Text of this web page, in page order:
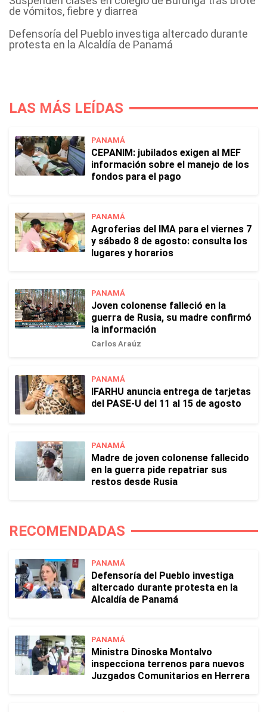
de vómitos, fiebre y diarrea
Defensoría del Pueblo investiga altercado durante
protesta en la Alcaldía de Panamá
LAS MÁS LEÍDAS
PANAMÁ
CEPANIM: jubilados exigen al MEF
información sobre el manejo de los
fondos para el pago
PANAMÁ
Agroferias del IMA para el viernes 7
y sábado 8 de agosto: consulta los
lugares y horarios
PANAMÁ
Joven colonense falleció en la
guerra de Rusia, su madre confirmó
la información
Carlos Araúz
PANAMÁ
IFARHU anuncia entrega de tarjetas
del PASE-U del 11 al 15 de agosto
PANAMÁ
Madre de joven colonense fallecido
en la guerra pide repatriar sus
restos desde Rusia
RECOMENDADAS
PANAMÁ
Defensoría del Pueblo investiga
altercado durante protesta en la
Alcaldía de Panamá
PANAMÁ
Ministra Dinoska Montalvo
inspecciona terrenos para nuevos
Juzgados Comunitarios en Herrera